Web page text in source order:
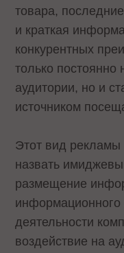
товара,
и краткая
конкурентных
только постоянно
аудитории, но и
источником
Этот вид рекламы
назвать
размещение
информационного
деятельности
воздействие на